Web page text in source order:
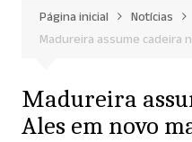
Página inicial
Notícias
Madureira assume cadeira
Madureira
Ales em novo